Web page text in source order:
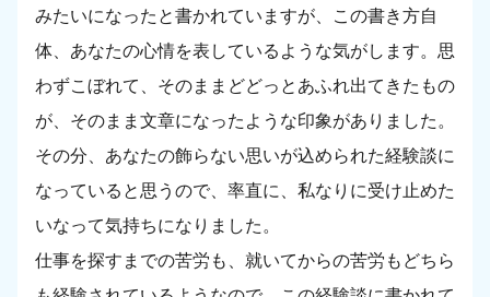
みたいになったと書かれていますが、この書き方自
体、あなたの心情を表しているような気がします。思
わずこぼれて、そのままどどっとあふれ出てきたもの
が、そのまま文章になったような印象がありました。
その分、あなたの飾らない思いが込められた経験談に
なっていると思うので、率直に、私なりに受け止めた
いなって気持ちになりました。
仕事を探すまでの苦労も、就いてからの苦労もどちら